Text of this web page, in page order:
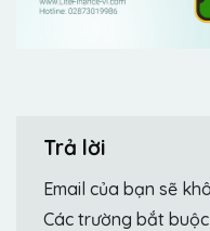
Trả lời
Email của bạn sẽ
Các trường bắt